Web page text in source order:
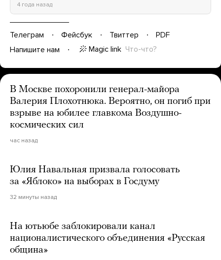
4 года назад
Телеграм Фейсбук Твиттер
PDF
Напишите нам
Magic link Что-что?
В Москве похоронили генерал-майора
Валерия Плохотнюка. Вероятно, он погиб при
взрыве на юбилее главкома Воздушно-
космических сил
час назад
Юлия Навальная призвала голосовать
за «Яблоко» на выборах в Госдуму
32 минуты назад
На ютьюбе заблокировали канал
националистического объединения «Русская
община»